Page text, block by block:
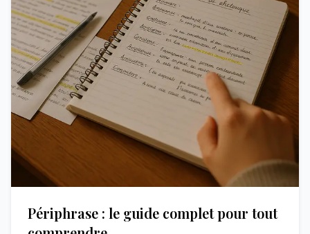
Périphrase : le guide complet pour tout